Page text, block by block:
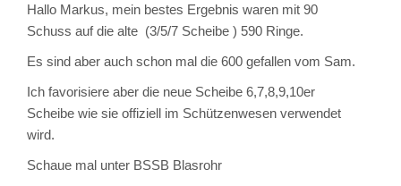
Hallo Markus, mein bestes Ergebnis waren mit 90
Schuss auf die alte (3/5/7 Scheibe ) 590 Ringe.
Es sind aber auch schon mal die 600 gefallen vom Sam.
Ich favorisiere aber die neue Scheibe 6,7,8,9,10er
Scheibe wie sie offiziell im Schützenwesen verwendet
wird.
Schaue mal unter BSSB Blasrohr